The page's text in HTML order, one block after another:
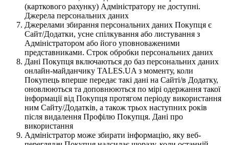
(карткового рахунку) Адміністратору не доступні.
Джерела персональних даних
Джерелами збирання персональних даних Покупця є
Сайт/Додатки, усне спілкування або листування з
Адміністратором або його уповноваженими
представниками. Строк обробки персональних даних
Дані Покупця включаються до баз персональних даних
онлайн-майданчику TALES.UA з моменту, коли
Покупець вперше передає такі дані на Сайті/в Додатку,
оновлюються та доповнюються по мірі одержання такої
інформації від Покупця протягом періоду використання
ним Сайту/Додатків, а також трьох наступних років
після видалення Профілю Покупця. Дані про
використання
Адміністратор може збирати інформацію, яку веб-